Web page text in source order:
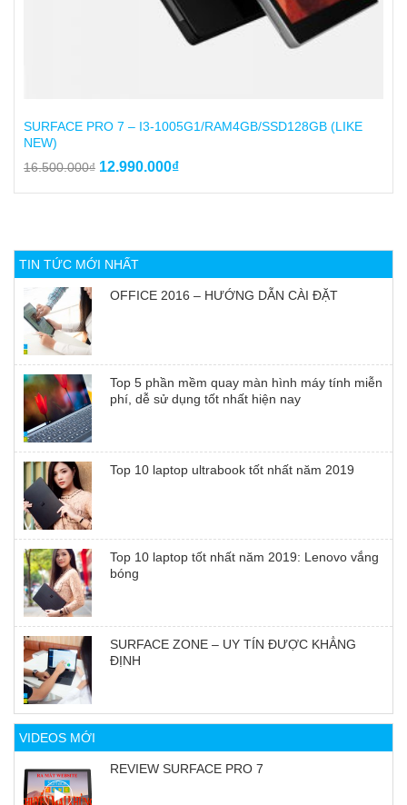
SURFACE PRO 7 – I3-1005G1/RAM4GB/SSD128GB (LIKE
NEW)
16.500.000₫ Giá
12.990.000₫Giá
TIN TỨC MỚI NHẤT
OFFICE 2016 – HƯỚNG DẪN CÀI ĐẶT
Top 5 phần mềm quay màn hình máy tính miễn
phí, dễ sử dụng tốt nhất hiện nay
Top 10 laptop ultrabook tốt nhất năm 2019
Top 10 laptop tốt nhất năm 2019: Lenovo vắng
bóng
SURFACE ZONE – UY TÍN ĐƯỢC KHẲNG
ĐỊNH
VIDEOS MỚI
REVIEW SURFACE PRO 7